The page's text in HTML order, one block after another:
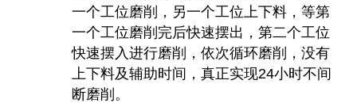
一个工位磨削，另一个工位上下料，等第
一个工位磨削完后快速摆出，第二个工位
快速摆入进行磨削，依次循环磨削，没有
上下料及辅助时间，真正实现24小时不间
断磨削。